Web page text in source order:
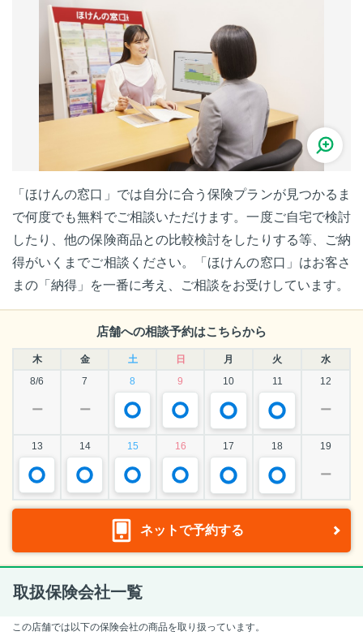
「ほけんの窓口」では自分に合う保険プランが見つかるま
で何度でも無料でご相談いただけます。一度ご自宅で検討
したり、他の保険商品との比較検討をしたりする等、ご納
得がいくまでご相談ください。「ほけんの窓口」はお客さ
まの「納得」を一番に考え、ご相談をお受けしています。
店舗への相談予約はこちらから
木 金 土 日 月 火
水
8/6
7 8 9 10 11 12
ー ー ー
13 14 15 16 17 18 19
ー
ネットで予約する
取扱保険会社一覧
この店舗では以下の保険会社の商品を取り扱っています。